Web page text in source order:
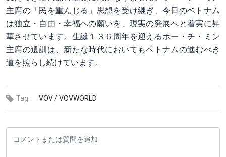
主席の「民を重んじる」思想を受け継ぎ、今日のベトナム
は独立・自由・幸福への願いを、現実の発展へと着実に昇
華させています。生誕１３６周年を迎えるホー・チ・ミン
主席の遺訓は、新たな時代においてもベトナムの進むべき
道を照らし続けています。
Tag: VOV /VOVWORLD